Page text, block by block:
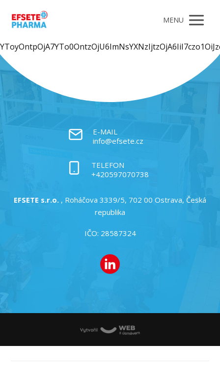
MENU
E-MAIL
info@efsete.cz
TELEFON
+420597070738
EFSETE s.r.o. , Roháčova 3339/5, 702 00 Ostrava, Česká
republika
IČO: 28587324